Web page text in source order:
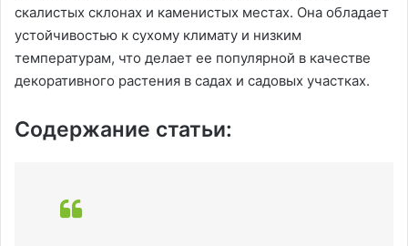
скалистых склонах и каменистых местах. Она обладает
устойчивостью к сухому климату и низким
температурам, что делает ее популярной в качестве
декоративного растения в садах и садовых участках.
Содержание статьи: